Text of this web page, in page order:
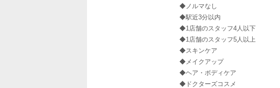
◆ノルマなし
◆駅近3分以内
◆1店舗のスタッフ4人以下
◆1店舗のスタッフ5人以上
◆スキンケア
◆メイクアップ
◆ヘア・ボディケア
◆ドクターズコスメ